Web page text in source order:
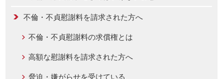
不倫・不貞慰謝料を請求された方へ
不倫・不貞慰謝料の求償権とは
高額な慰謝料を請求された方へ
脅迫・嫌がらせを受けている